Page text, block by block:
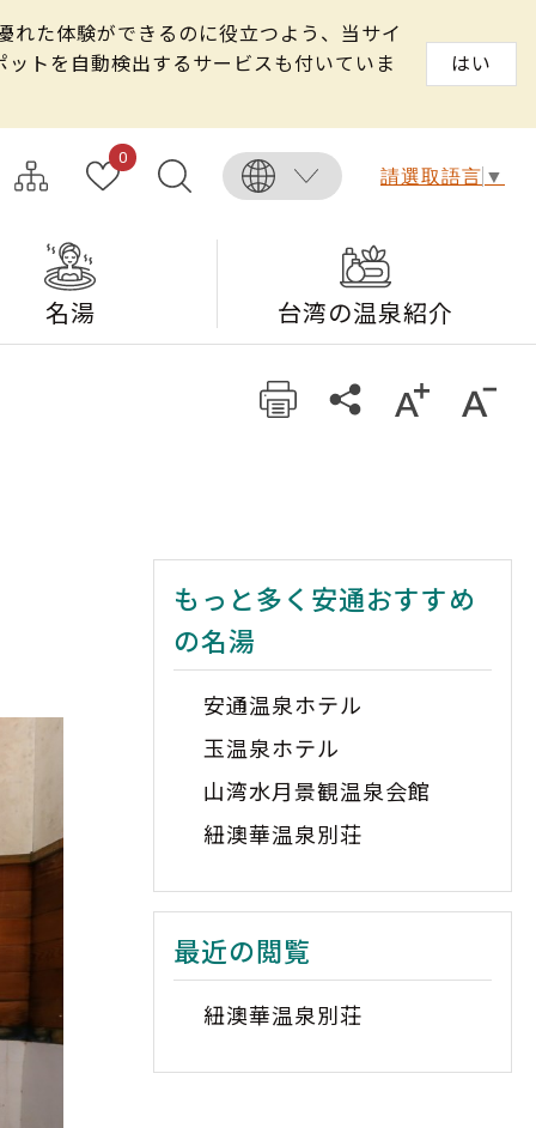
た体験ができるのに役立つよう、当サイ
トを自動検出するサービスも付いていま
はい
0
請選取語言 ▼
名湯 台湾の温泉紹介
もっと多く安通おすすめ
の名湯
安通温泉ホテル
玉温泉ホテル
山湾水月景観温泉会館
紐澳華温泉別荘
最近の閲覧
紐澳華温泉別荘